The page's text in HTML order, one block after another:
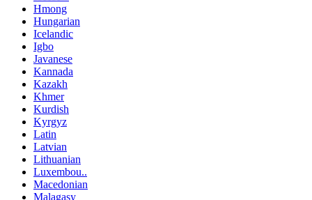
Hmong
Hungarian
Icelandic
Igbo
Javanese
Kannada
Kazakh
Khmer
Kurdish
Kyrgyz
Latin
Latvian
Lithuanian
Luxembou..
Macedonian
Malagasy